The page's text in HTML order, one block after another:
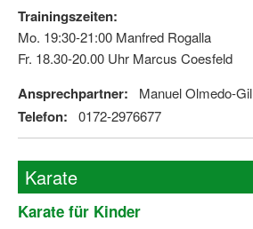
Trainingszeiten:
Mo. 19:30-21:00 Manfred Rogalla
Fr. 18.30-20.00 Uhr Marcus Coesfeld
Ansprechpartner: Manuel Olmedo-Gil
Telefon: 0172-2976677
Karate
Karate für Kinder